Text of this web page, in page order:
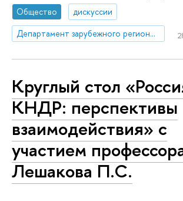
Общество
дискуссии
Департамент зарубежного регионоведения
Круглый стол
КНДР: перспективы
взаимодействия» с
участием
Лешакова П.С.